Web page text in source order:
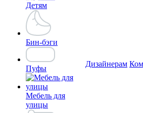
Детям
Бин-бэги
Пуфы
Мебель для
улицы
Дизайнерам